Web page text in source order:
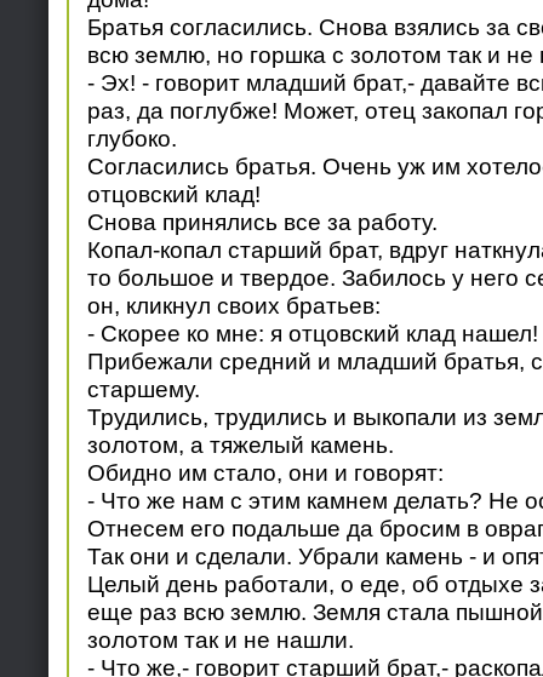
Братья согласились. Снова взялись за
всю землю, но горшка с золотом так и
- Эх! - говорит младший брат,- давайте
раз, да поглубже! Может, отец закопал
глубоко.
Согласились братья. Очень уж им
отцовский клад!
Снова принялись все за работу.
Копал-копал старший брат, вдруг
то большое и твердое. Забилось у него
он, кликнул своих братьев:
- Скорее ко мне: я отцовский клад нашел!
Прибежали средний и младший братья,
старшему.
Трудились, трудились и выкопали из
золотом, а тяжелый камень.
Обидно им стало, они и говорят:
- Что же нам с этим камнем делать? Не
Отнесем его подальше да бросим в
Так они и сделали. Убрали камень - и
Целый день работали, о еде, об отдыхе
еще раз всю землю. Земля стала пышной
золотом так и не нашли.
- Что же,- говорит старший брат,-